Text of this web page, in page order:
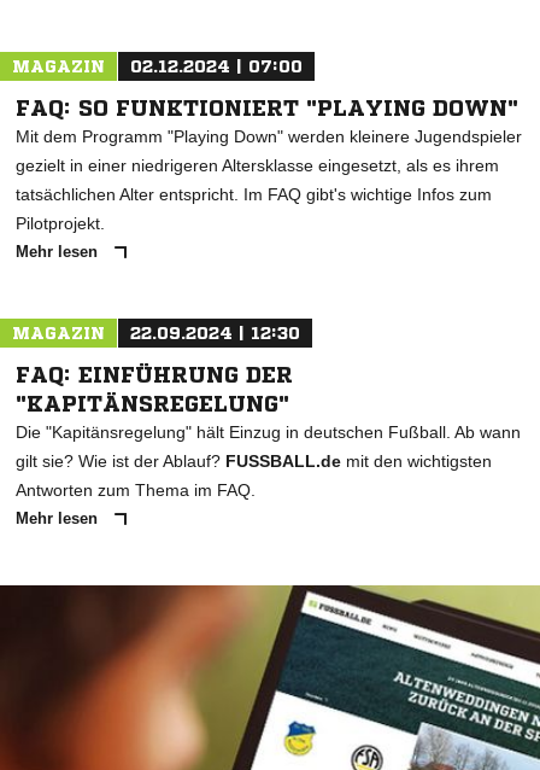
MAGAZIN 02.12.2024 | 07:00
FAQ: SO FUNKTIONIERT "PLAYING DOWN"
Mit dem Programm "Playing Down" werden kleinere Jugendspieler
gezielt in einer niedrigeren Altersklasse eingesetzt, als es ihrem
tatsächlichen Alter entspricht. Im FAQ gibt's wichtige Infos zum
Pilotprojekt.
Mehr lesen
MAGAZIN 22.09.2024 | 12:30
FAQ: EINFÜHRUNG DER
"KAPITÄNSREGELUNG"
Die "Kapitänsregelung" hält Einzug in deutschen Fußball. Ab wann
gilt sie? Wie ist der Ablauf? FUSSBALL.de mit den wichtigsten
Antworten zum Thema im FAQ.
Mehr lesen